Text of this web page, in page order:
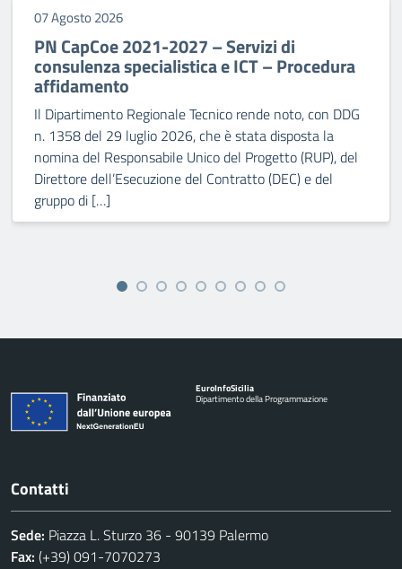
07 Agosto 2026
PN CapCoe 2021-2027 – Servizi di
consulenza specialistica e ICT – Procedura
affidamento
Il Dipartimento Regionale Tecnico rende noto, con DDG
n. 1358 del 29 luglio 2026, che è stata disposta la
nomina del Responsabile Unico del Progetto (RUP), del
Direttore dell’Esecuzione del Contratto (DEC) e del
gruppo di […]
EuroInfoSicilia
Dipartimento della Programmazione
Contatti
Sede: Piazza L. Sturzo 36 - 90139 Palermo
Fax: (+39) 091-7070273